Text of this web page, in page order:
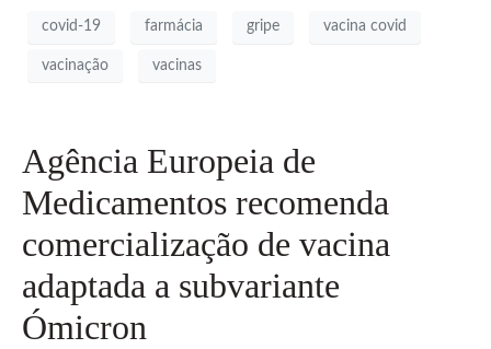
covid-19 farmácia gripe vacina covid
vacinação vacinas
Agência Europeia de
Medicamentos recomenda
comercialização de vacina
adaptada a subvariante
Ómicron